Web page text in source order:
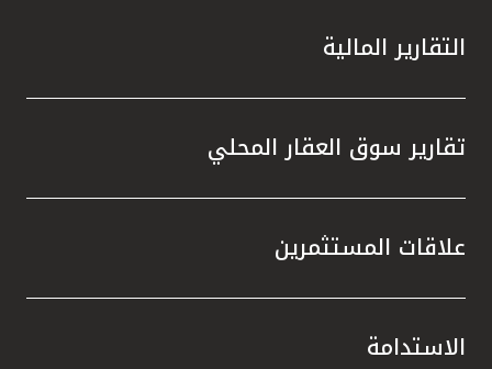
التقارير المالية
تقارير سوق العقار المحلي
علاقات المستثمرين
الاستدامة